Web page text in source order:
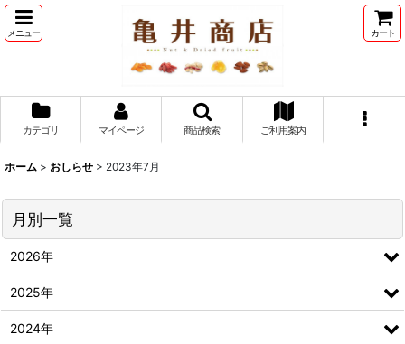
メニュー カート
カテゴリ マイページ 商品検索 ご利用案内
ホーム > おしらせ > 2023年7月
月別一覧
2026年
2025年
2024年